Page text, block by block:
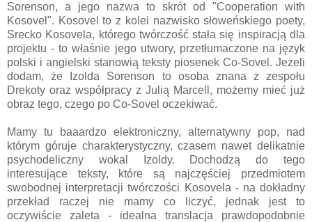
Sorenson, a jego nazwa to skrót od "Cooperation with
Kosovel". Kosovel to z kolei nazwisko słoweńskiego poety,
Srecko Kosovela, którego twórczość stała się inspiracją dla
projektu - to właśnie jego utwory, przetłumaczone na język
polski i angielski stanowią teksty piosenek Co-Sovel. Jeżeli
dodam, że Izolda Sorenson to osoba znana z zespołu
Drekoty oraz współpracy z Julią Marcell, możemy mieć już
obraz tego, czego po Co-Sovel oczekiwać.
Mamy tu baaardzo elektroniczny, alternatywny pop, nad
którym góruje charakterystyczny, czasem nawet delikatnie
psychodeliczny wokal Izoldy. Dochodzą do tego
interesujące teksty, które są najczęściej przedmiotem
swobodnej interpretacji twórczości Kosovela - na dokładny
przekład raczej nie mamy co liczyć, jednak jest to
oczywiście zaleta - idealna translacja prawdopodobnie